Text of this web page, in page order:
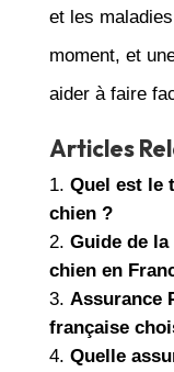
et les
moment, et
aider à faire
Articles
Quel est le
chien ?
Guide de
chien en
Assurance
française
Quelle